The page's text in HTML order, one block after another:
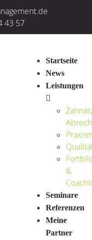
43 57
Startseite
News
Leistungen
&
Seminare
Referenzen
Meine
Partner